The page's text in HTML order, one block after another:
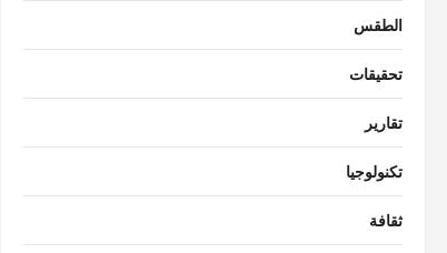
الطقس
تحقيقات
تقارير
تكنولوجيا
ثقافة